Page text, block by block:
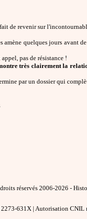
de revenir sur
quelques jours avant
pas de résistance !
très clairement la
par un dossier qui
.
réservés 2006-2026 -
2273-631X | Autorisation CNIL